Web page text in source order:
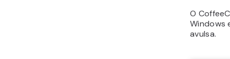
O
Windows
avulsa.